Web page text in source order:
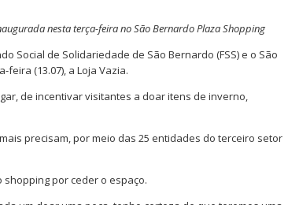
nesta terça-feira no São Bernardo Plaza Shopping
Social de Solidariedade de São Bernardo (FSS) e o São
(13.07), a Loja Vazia.
de incentivar visitantes a doar itens de inverno,
precisam, por meio das 25 entidades do terceiro setor
shopping por ceder o espaço.